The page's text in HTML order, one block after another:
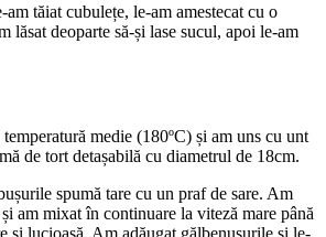
tăiat cubulețe, le-am amestecat cu o
lăsat deoparte să-și lase sucul, apoi le-am
medie (180ºC) și am uns cu unt
de tort detașabilă cu diametrul de 18cm.
spumă tare cu un praf de sare. Am
am mixat în continuare la viteză mare până
și lucioasă. Am adăugat gălbenușurile și le-